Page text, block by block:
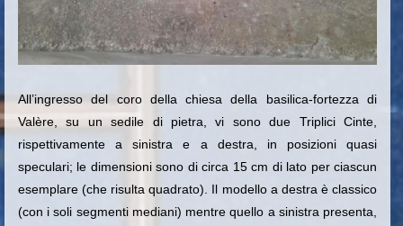
All’ingresso del coro della chiesa della basilica-fortezza di
Valère, su un sedile di pietra, vi sono due Triplici Cinte,
rispettivamente a sinistra e a destra, in posizioni quasi
speculari; le dimensioni sono di circa 15 cm di lato per ciascun
esemplare (che risulta quadrato). Il modello a destra è classico
(con i soli segmenti mediani) mentre quello a sinistra presenta,